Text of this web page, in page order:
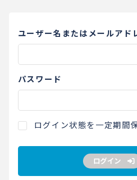
ユーザー名またはメールアド
パスワード
ログイン状態を一定期間
ログイン